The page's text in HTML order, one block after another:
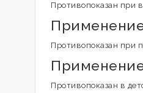
Противопоказан при
Противопоказан при
Противопоказан в